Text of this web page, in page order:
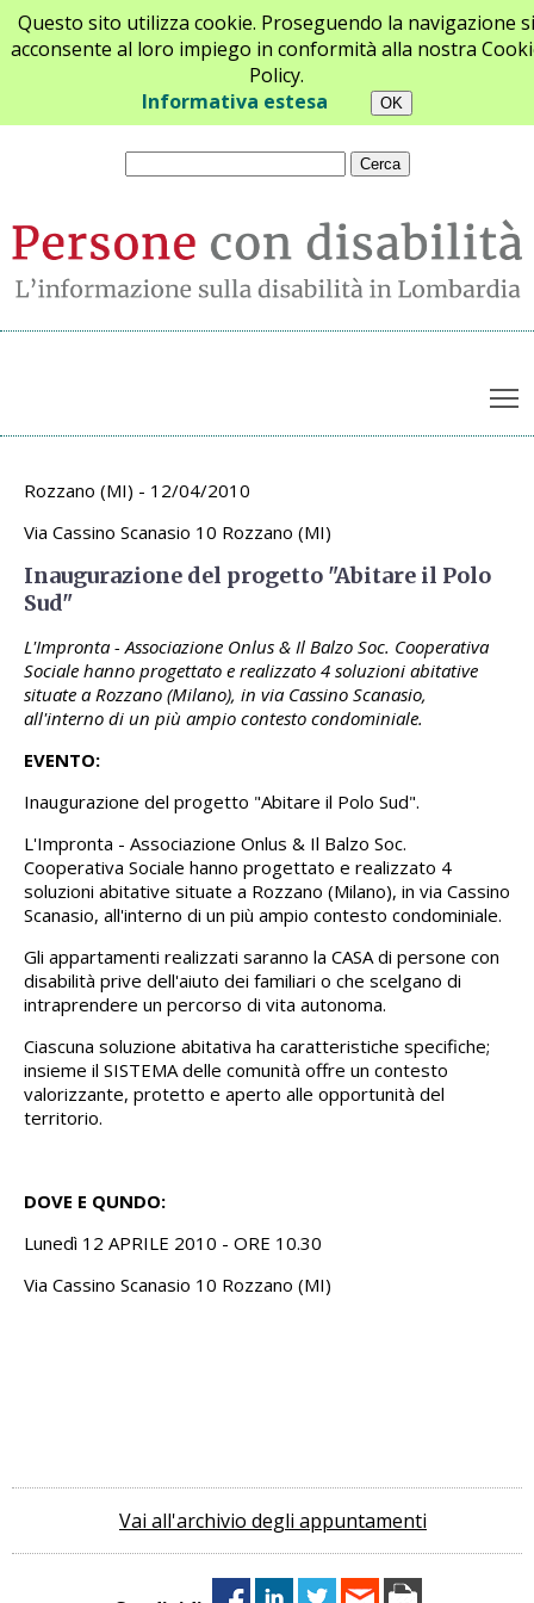
Questo sito utilizza cookie. Proseguendo la navigazione si
acconsente al loro impiego in conformità alla nostra
Policy.
Informativa estesa
Chi siamo Newsletter Contatti
Archivio appuntamenti
Rozzano (MI) - 12/04/2010
Via Cassino Scanasio 10 Rozzano (MI)
Inaugurazione del progetto "Abitare il Polo
Sud"
L'Impronta - Associazione Onlus & Il Balzo Soc. Cooperativa
Sociale hanno progettato e realizzato 4 soluzioni abitative
situate a Rozzano (Milano), in via Cassino Scanasio,
all'interno di un più ampio contesto condominiale.
EVENTO:
Inaugurazione del progetto "Abitare il Polo Sud".
L'Impronta - Associazione Onlus & Il Balzo Soc.
Cooperativa Sociale hanno progettato e realizzato 4
soluzioni abitative situate a Rozzano (Milano), in via Cassino
Scanasio, all'interno di un più ampio contesto condominiale.
Gli appartamenti realizzati saranno la CASA di persone con
disabilità prive dell'aiuto dei familiari o che scelgano di
intraprendere un percorso di vita autonoma.
Ciascuna soluzione abitativa ha caratteristiche specifiche;
insieme il SISTEMA delle comunità offre un contesto
valorizzante, protetto e aperto alle opportunità del
territorio.
DOVE E QUNDO:
Lunedì 12 APRILE 2010 - ORE 10.30
Via Cassino Scanasio 10 Rozzano (MI)
Vai all'archivio degli appuntamenti